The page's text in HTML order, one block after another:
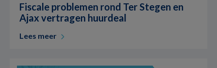
Fiscale problemen rond Ter Stegen en
Ajax vertragen huurdeal
Lees meer